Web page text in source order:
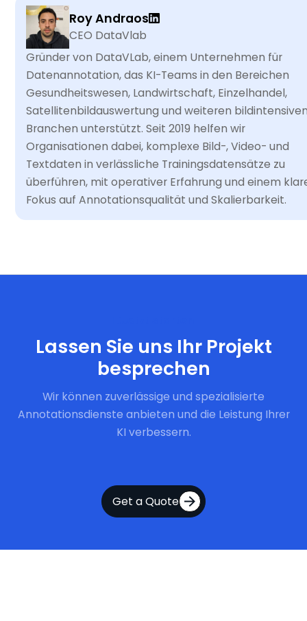
Roy Andraos
CEO DataVlab
Gründer von DataVLab, einem Unternehmen für
Datenannotation, das KI-Teams in den Bereichen
Gesundheitswesen, Landwirtschaft, Einzelhandel,
Satellitenbildauswertung und weiteren
Branchen unterstützt. Seit 2019 helfen wir
Organisationen dabei, komplexe Bild-, Video- und
Textdaten in verlässliche Trainingsdatensätze zu
überführen, mit operativer Erfahrung und einem
Fokus auf Annotationsqualität und Skalierbarkeit.
Lassen Sie uns Ihr Projekt
besprechen
Wir können zuverlässige und spezialisierte
Annotationsdienste anbieten und die Leistung Ihrer
KI verbessern.
Get a Quote